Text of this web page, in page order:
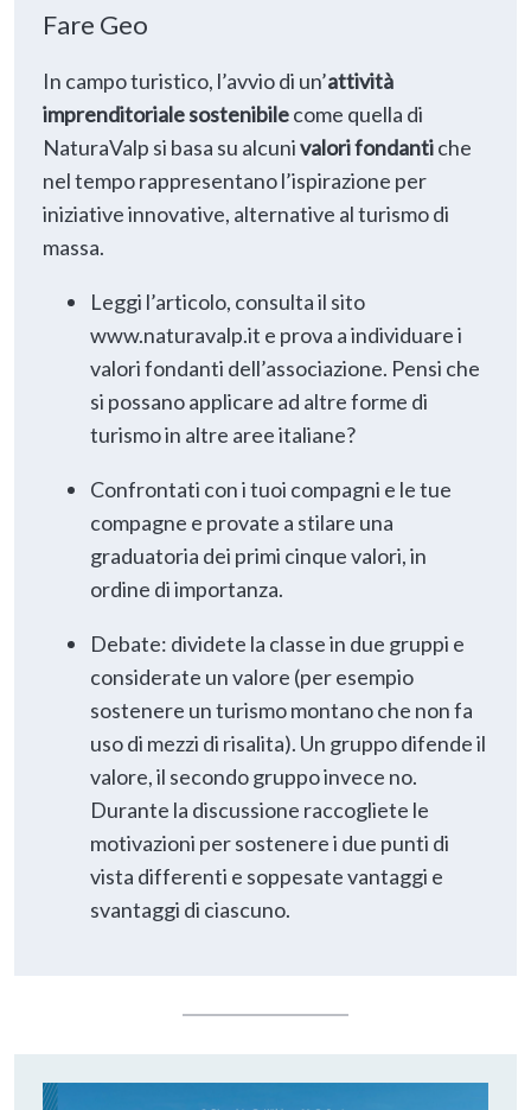
Fare Geo
In campo turistico, l’avvio di un’attività
imprenditoriale sostenibilecome quella di
NaturaValp si basa su alcunivalori fondantiche
nel tempo rappresentano l’ispirazione per
iniziative innovative, alternative al turismo di
massa.
Leggi l’articolo, consulta il sito
www.naturavalp.it e prova a individuare i
valori fondanti dell’associazione. Pensi che
si possano applicare ad altre forme di
turismo in altre aree italiane?
Confrontati con i tuoi compagni e le tue
compagne e provate a stilare una
graduatoria dei primi cinque valori, in
ordine di importanza.
Debate: dividete la classe in due gruppi e
considerate un valore (per esempio
sostenere un turismo montano che non fa
uso di mezzi di risalita). Un gruppo difende il
valore, il secondo gruppo invece no.
Durante la discussione raccogliete le
motivazioni per sostenere i due punti di
vista differenti e soppesate vantaggi e
svantaggi di ciascuno.